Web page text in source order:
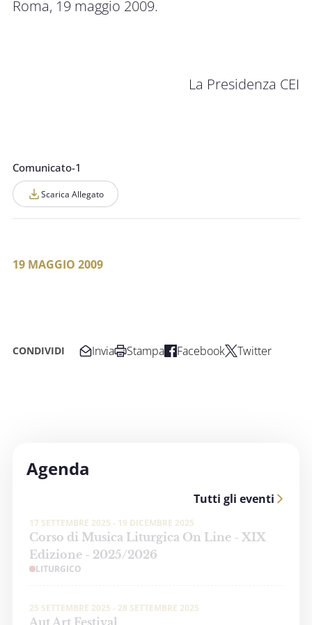
Roma, 19 maggio 2009.
La Presidenza CEI
Comunicato-1
Scarica Allegato
19 MAGGIO 2009
CONDIVIDI Invia Stampa Facebook Twitter
Agenda
Tutti gli eventi
17 SETTEMBRE 2025 - 19 DICEMBRE 2025
Corso di Musica Liturgica On Line - XIX
Edizione - 2025/2026
LITURGICO
25 SETTEMBRE 2025 - 28 SETTEMBRE 2025
Aut Art Festival